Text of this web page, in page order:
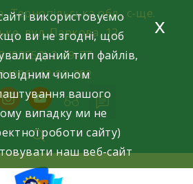
Тернопільська обл., с-ще.
вул. Паркова, 12
(03552) 2-49-77
(096) 42-93-282
youtube
використовуємо
ви не згодні, щоб
даний тип файлів,
чином
вашого
випадку ми не
роботи сайту)
наш веб-сайт
x